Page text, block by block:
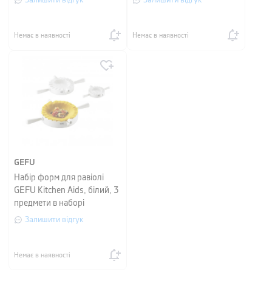
Немає в наявності Немає в наявності
GEFU
Набір форм для равіолі
GEFU Kitchen Aids, білий, 3
предмети в наборі
Залишити відгук
Немає в наявності